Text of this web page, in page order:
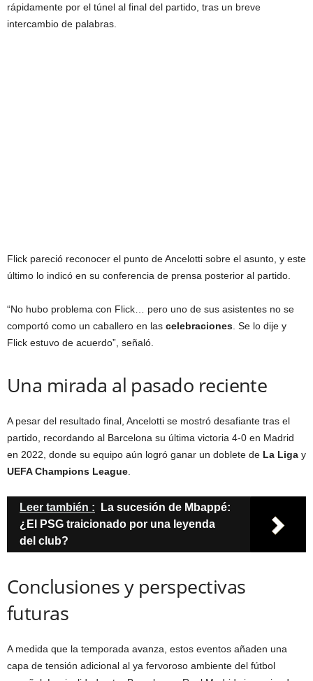
rápidamente por el túnel al final del partido, tras un breve
intercambio de palabras.
Flick pareció reconocer el punto de Ancelotti sobre el asunto, y este
último lo indicó en su conferencia de prensa posterior al partido.
“No hubo problema con Flick… pero uno de sus asistentes no se
comportó como un caballero en las celebraciones. Se lo dije y
Flick estuvo de acuerdo”, señaló.
Una mirada al pasado reciente
A pesar del resultado final, Ancelotti se mostró desafiante tras el
partido, recordando al Barcelona su última victoria 4-0 en Madrid
en 2022, donde su equipo aún logró ganar un doblete de La Liga y
UEFA Champions League.
Leer también :
La sucesión de Mbappé:
¿El PSG traicionado por una leyenda
del club?
Conclusiones y perspectivas
futuras
A medida que la temporada avanza, estos eventos añaden una
capa de tensión adicional al ya fervoroso ambiente del fútbol